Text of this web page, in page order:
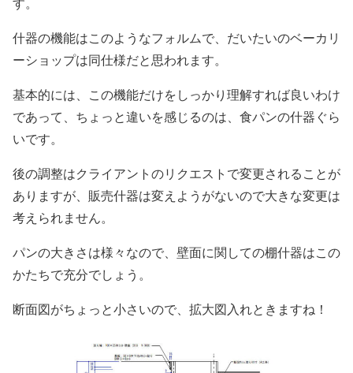
什器の機能はこのようなフォルムで、だいたいのベーカリ
ーショップは同仕様だと思われます。
基本的には、この機能だけをしっかり理解すれば良いわけ
であって、ちょっと違いを感じるのは、食パンの什器ぐら
いです。
後の調整はクライアントのリクエストで変更されることが
ありますが、販売什器は変えようがないので大きな変更は
考えられません。
パンの大きさは様々なので、壁面に関しての棚什器はこの
かたちで充分でしょう。
断面図がちょっと小さいので、拡大図入れときますね！